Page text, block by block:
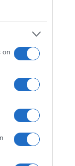
on
παραλλαγή
παραλλαγές
τους
είναι